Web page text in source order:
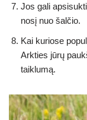
Jos gali
nosį nuo šalčio.
Kai kuriose
Arkties jūrų
taiklumą.